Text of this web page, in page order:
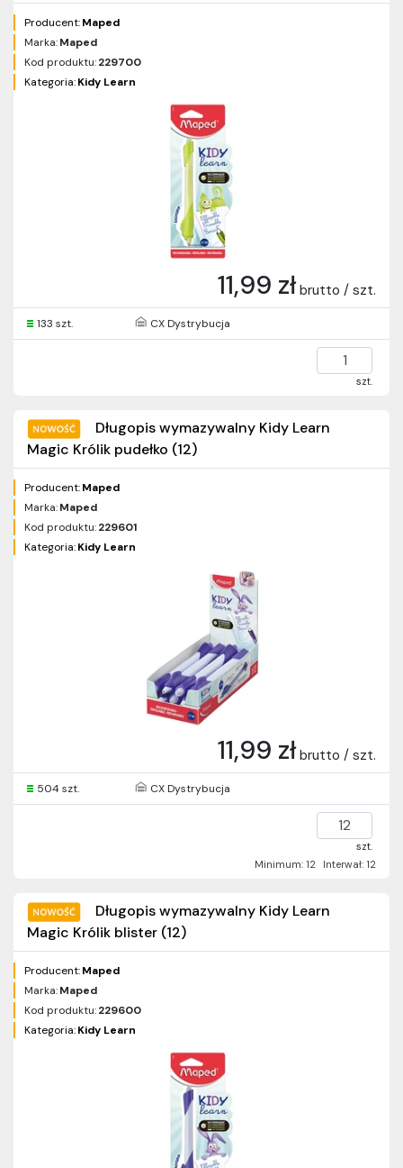
Producent:Maped
Marka:Maped
Kod produktu:229700
Kategoria:Kidy Learn
11,99 zł brutto / szt.
133 szt. CX Dystrybucja
szt.
Długopis wymazywalny Kidy Learn
Magic Królik pudełko (12)
Producent:Maped
Marka:Maped
Kod produktu:229601
Kategoria:Kidy Learn
11,99 zł brutto / szt.
504 szt. CX Dystrybucja
szt.
Minimum: 12
Interwał: 12
Długopis wymazywalny Kidy Learn
Magic Królik blister (12)
Producent:Maped
Marka:Maped
Kod produktu:229600
Kategoria:Kidy Learn